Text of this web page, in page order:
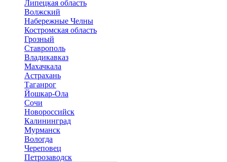
Липецкая область
Волжский
Набережные Челны
Костромская область
Грозный
Ставрополь
Владикавказ
Махачкала
Астрахань
Таганрог
Йошкар-Ола
Сочи
Новороссийск
Калининград
Мурманск
Вологда
Череповец
Петрозаводск